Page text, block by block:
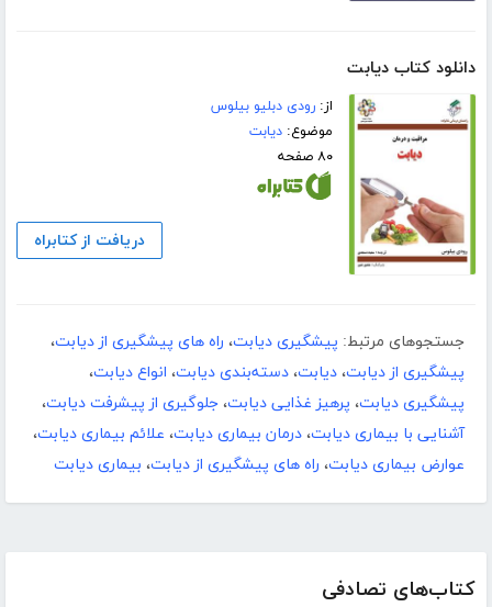
کتاب‌های تصادفی
دانلود کتاب دیابت
از:رودی دبلیو بیلوس
موضوع:دیابت
۸۰ صفحه
دریافت از کتابراه
جستجوهای مرتبط: پیشگیری دیابت، راه های پیشگیری از دیابت،
پیشگیری از دیابت، دیابت، دسته‌بندی دیابت، انواع دیابت،
پیشگیری دیابت، پرهیز غذایی دیابت، جلوگیری از پیشرفت دیابت،
آشنایی با بیماری دیابت، درمان بیماری دیابت، علائم بیماری دیابت،
عوارض بیماری دیابت، راه های پیشگیری از دیابت، بیماری دیابت